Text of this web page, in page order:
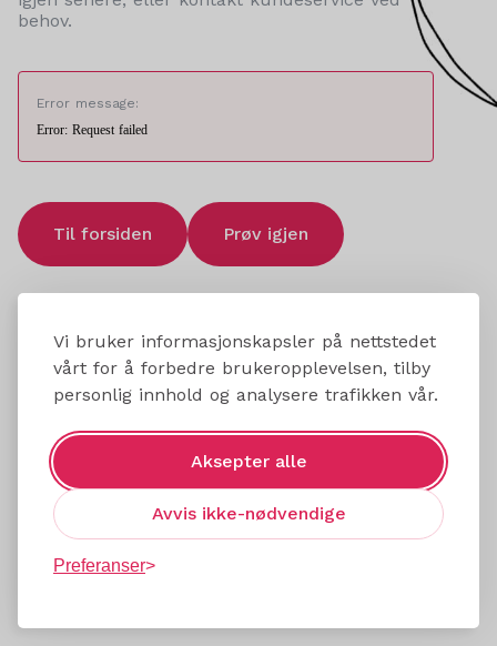
Vi bruker informasjonskapsler på nettstedet
vårt for å forbedre brukeropplevelsen, tilby
personlig innhold og analysere trafikken vår.
Aksepter alle
Avvis ikke-nødvendige
Preferanser
behov.
Error message:
Error: Request failed
Til forsiden Prøv igjen